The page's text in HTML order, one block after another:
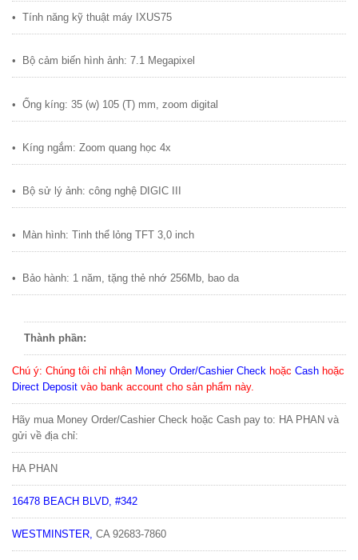
• Tính năng kỹ thuật máy IXUS75
• Bộ cảm biến hình ảnh: 7.1 Megapixel
• Ống kíng: 35 (w) 105 (T) mm, zoom digital
• Kíng ngắm: Zoom quang học 4x
• Bộ sử lý ảnh: công nghệ DIGIC III
• Màn hình: Tinh thể lỏng TFT 3,0 inch
• Bảo hành: 1 năm, tặng thẻ nhớ 256Mb, bao da
Thành phần:
Chú ý: Chúng tôi chỉ nhận Money Order/Cashier Check hoặc Cash hoặc
Direct Deposit vào bank account cho sản phẩm này.
Hãy mua Money Order/Cashier Check hoặc Cash pay to: HA PHAN và
gửi về địa chỉ:
HA PHAN
16478 BEACH BLVD, #342
WESTMINSTER, CA 92683-7860